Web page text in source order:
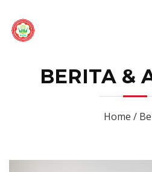
BERITA &
Home /